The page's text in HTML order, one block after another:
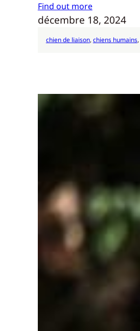
Find out more
décembre 18, 2024
chien de liaison, chiens humains,